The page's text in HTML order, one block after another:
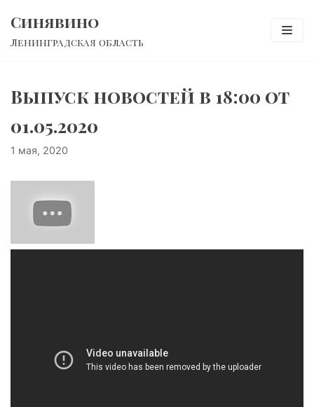
Перейти
к
Синявино
Ленинградская область
Выпуск новостей в 18:00 от
01.05.2020
1 мая, 2020